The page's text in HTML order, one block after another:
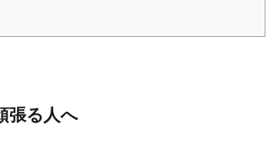
張る人へ